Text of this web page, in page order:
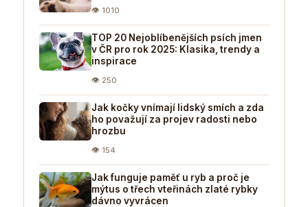
👁 1010
TOP 20 Nejoblíbenějších psích jmen
v ČR pro rok 2025: Klasika, trendy a
inspirace
👁 250
Jak kočky vnímají lidský smích a zda
ho považují za projev radosti nebo
hrozbu
👁 154
Jak funguje paměť u ryb a proč je
mýtus o třech vteřinách zlaté rybky
dávno vyvrácen